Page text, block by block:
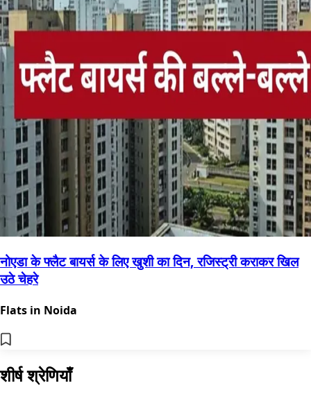
नोएडा के फ्लैट बायर्स के लिए खुशी का दिन, रजिस्ट्री कराकर खिल
उठे चेहरे
Flats in Noida
शीर्ष श्रेणियाँ